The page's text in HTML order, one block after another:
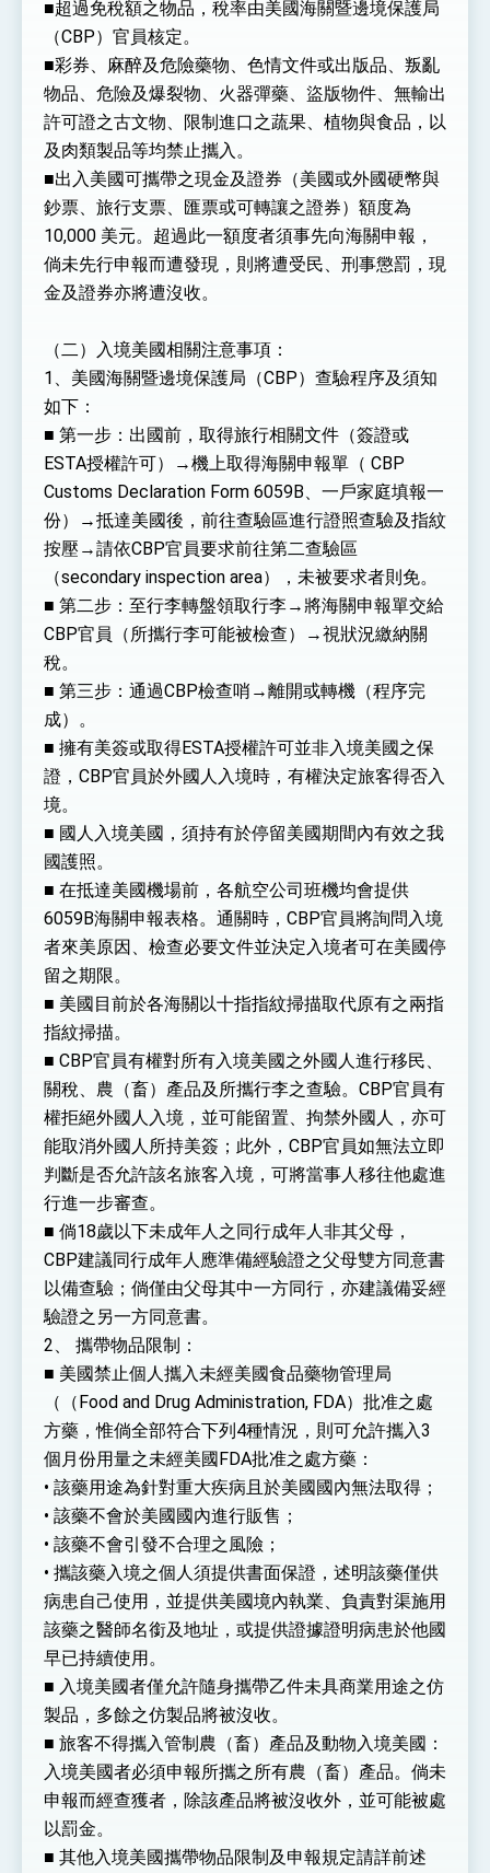
■超過免稅額之物品，稅率由美國海關暨邊境保護局
（CBP）官員核定。
■彩券、麻醉及危險藥物、色情文件或出版品、叛亂
物品、危險及爆裂物、火器彈藥、盜版物件、無輸出
許可證之古文物、限制進口之蔬果、植物與食品，以
及肉類製品等均禁止攜入。
■出入美國可攜帶之現金及證券（美國或外國硬幣與
鈔票、旅行支票、匯票或可轉讓之證券）額度為
10,000 美元。超過此一額度者須事先向海關申報，
倘未先行申報而遭發現，則將遭受民、刑事懲罰，現
金及證券亦將遭沒收。
（二）入境美國相關注意事項：
1、美國海關暨邊境保護局（CBP）查驗程序及須知
如下：
■ 第一步：出國前，取得旅行相關文件（簽證或
ESTA授權許可）→機上取得海關申報單（ CBP
Customs Declaration Form 6059B、一戶家庭填報一
份）→抵達美國後，前往查驗區進行證照查驗及指紋
按壓→請依CBP官員要求前往第二查驗區
（secondary inspection area），未被要求者則免。
■ 第二步：至行李轉盤領取行李→將海關申報單交給
CBP官員（所攜行李可能被檢查）→視狀況繳納關
稅。
■ 第三步：通過CBP檢查哨→離開或轉機（程序完
成）。
■ 擁有美簽或取得ESTA授權許可並非入境美國之保
證，CBP官員於外國人入境時，有權決定旅客得否入
境。
■ 國人入境美國，須持有於停留美國期間內有效之我
國護照。
■ 在抵達美國機場前，各航空公司班機均會提供
6059B海關申報表格。通關時，CBP官員將詢問入境
者來美原因、檢查必要文件並決定入境者可在美國停
留之期限。
■ 美國目前於各海關以十指指紋掃描取代原有之兩指
指紋掃描。
■ CBP官員有權對所有入境美國之外國人進行移民、
關稅、農（畜）產品及所攜行李之查驗。CBP官員有
權拒絕外國人入境，並可能留置、拘禁外國人，亦可
能取消外國人所持美簽；此外，CBP官員如無法立即
判斷是否允許該名旅客入境，可將當事人移往他處進
行進一步審查。
■ 倘18歲以下未成年人之同行成年人非其父母，
CBP建議同行成年人應準備經驗證之父母雙方同意書
以備查驗；倘僅由父母其中一方同行，亦建議備妥經
驗證之另一方同意書。
2、 攜帶物品限制：
■ 美國禁止個人攜入未經美國食品藥物管理局
（（Food and Drug Administration, FDA）批准之處
方藥，惟倘全部符合下列4種情況，則可允許攜入3
個月份用量之未經美國FDA批准之處方藥：
• 該藥用途為針對重大疾病且於美國國內無法取得；
• 該藥不會於美國國內進行販售；
• 該藥不會引發不合理之風險；
• 攜該藥入境之個人須提供書面保證，述明該藥僅供
病患自己使用，並提供美國境內執業、負責對渠施用
該藥之醫師名銜及地址，或提供證據證明病患於他國
早已持續使用。
■ 入境美國者僅允許隨身攜帶乙件未具商業用途之仿
製品，多餘之仿製品將被沒收。
■ 旅客不得攜入管制農（畜）產品及動物入境美國：
入境美國者必須申報所攜之所有農（畜）產品。倘未
申報而經查獲者，除該產品將被沒收外，並可能被處
以罰金。
■ 其他入境美國攜帶物品限制及申報規定請詳前述